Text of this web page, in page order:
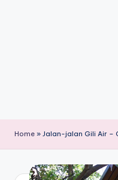
Home » Jalan-jalan Gili Air –